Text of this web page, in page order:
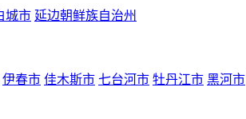
城市 延边朝鲜族自治州
伊春市 佳木斯市 七台河市 牡丹江市 黑河市